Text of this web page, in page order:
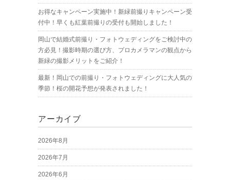
お得なキャンペーン実施中！新緑前撮りキャンペーン受
付中！早くも紅葉前撮りの受付も開始しました！
岡山で結婚式前撮り・フォトウェディングをご検討中の
方必見！撮影時期の選び方、プロカメラマンの観点から
新緑の撮影メリットをご紹介！
最新！岡山での前撮り・フォトウェディングに大人気の
季節！桜の開花予想が発表されました！
アーカイブ
2026年8月
2026年7月
2026年6月